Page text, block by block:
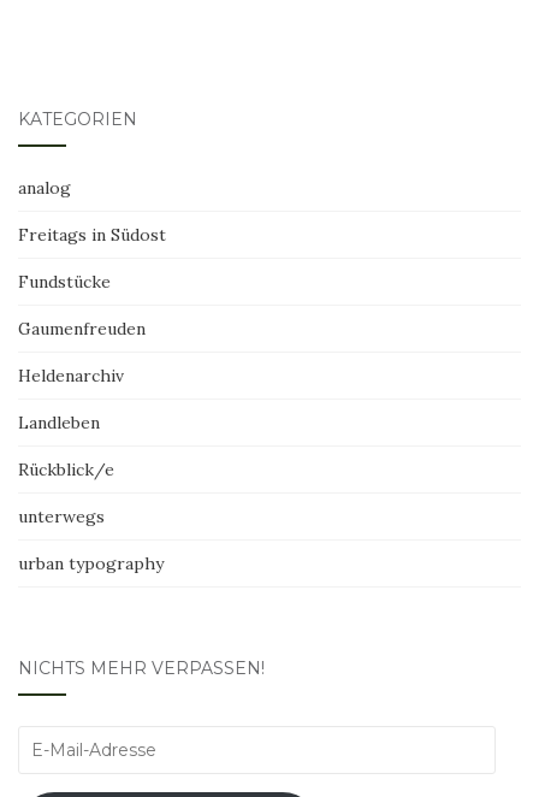
KATEGORIEN
analog
Freitags in Südost
Fundstücke
Gaumenfreuden
Heldenarchiv
Landleben
Rückblick/e
unterwegs
urban typography
NICHTS MEHR VERPASSEN!
E-